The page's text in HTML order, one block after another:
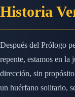
Historia
Después del Prólogo
repente, estamos en
dirección, sin
un huérfano solitario,